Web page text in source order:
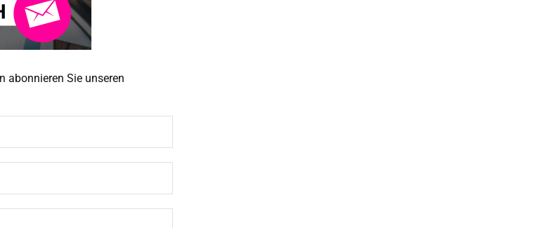
abonnieren Sie unseren